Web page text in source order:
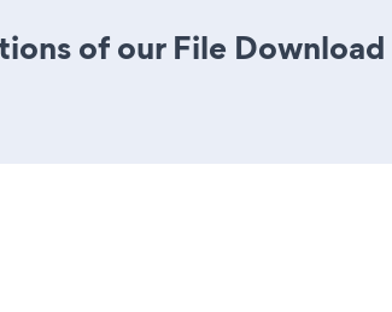
of our File Download